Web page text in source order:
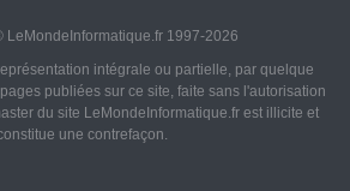
LeMondeInformatique.fr 1997-2026
intégrale ou partielle, par quelque
publiées sur ce site, faite sans l'autorisation
du site LeMondeInformatique.fr est illicite et
une contrefaçon.